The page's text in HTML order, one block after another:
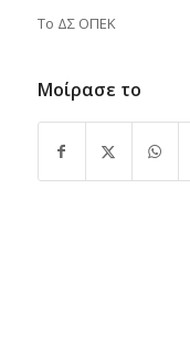
Το
Μοίρασε το